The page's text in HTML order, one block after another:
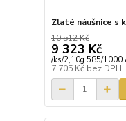
Zlaté náušnice s
10 512 Kč
9 323 Kč
/ks/2,10g 585/1000
7 705 Kč bez DPH